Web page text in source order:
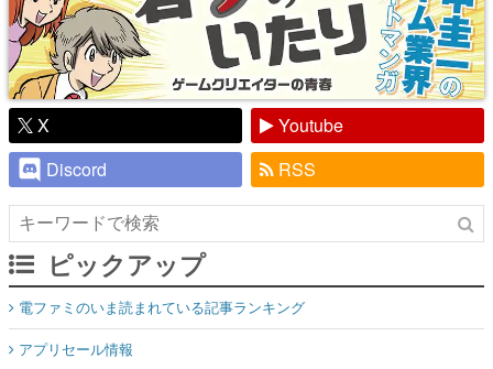
X
Youtube
Discord
RSS
ピックアップ
電ファミのいま読まれている記事ランキング
アプリセール情報